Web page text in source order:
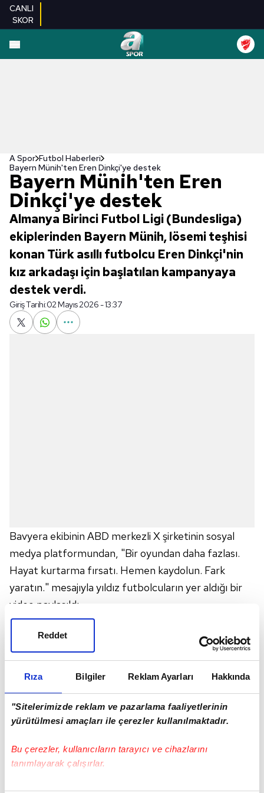
Rıza Bilgiler Reklam Ayarları Hakkında
"Sitelerimizde reklam ve pazarlama faaliyetlerinin
yürütülmesi amaçları ile çerezler kullanılmaktadır.
Bu çerezler, kullanıcıların tarayıcı ve cihazlarını
tanımlayarak çalışırlar.
Reddet
CANLI
SKOR
A Spor Futbol Haberleri
Bayern Münih'ten Eren Dinkçi'ye destek
Bayern Münih'ten Eren
Dinkçi'ye destek
Almanya Birinci Futbol Ligi (Bundesliga)
ekiplerinden Bayern Münih, lösemi teşhisi
konan Türk asıllı futbolcu Eren Dinkçi'nin
kız arkadaşı için başlatılan kampanyaya
destek verdi.
Giriş Tarihi:02 Mayıs 2026 - 13:37
Bavyera ekibinin ABD merkezli X şirketinin sosyal
medya platformundan, "Bir oyundan daha fazlası.
Hayat kurtarma fırsatı. Hemen kaydolun. Fark
yaratın." mesajıyla yıldız futbolcuların yer aldığı bir
video paylaşıldı.
PaylaşımdaBundesliga
Bayern Münih-Heidenheim maçı öncesi
futbolseverler, kök hücre bağışı için kayıt yaptırmaya
davet edildi.
Freiburg'dan devre arasında kiralık olarak
Heidenheim'a giden 24 yaşındaki kanat oyuncusu
Eren, 11 maçta forma giydi ve 2 gol attı.
Fußball: Der FC Bayern bietet vor seinem Heimspiel